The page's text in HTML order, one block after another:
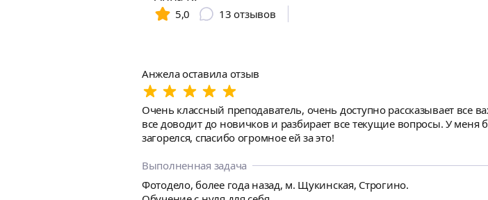
5,0
13 отзывов
Анжела оставила отзыв
Очень классный преподаватель, очень доступно рассказывает
все доводит до новичков и разбирает все текущие вопросы. У
загорелся, спасибо огромное ей за это!
Выполненная задача
Фотодело, более года назад, м. Щукинская, Строгино.